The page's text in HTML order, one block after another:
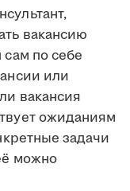
вакансию
по себе
или
вакансия
ожиданиям
задачи
можно